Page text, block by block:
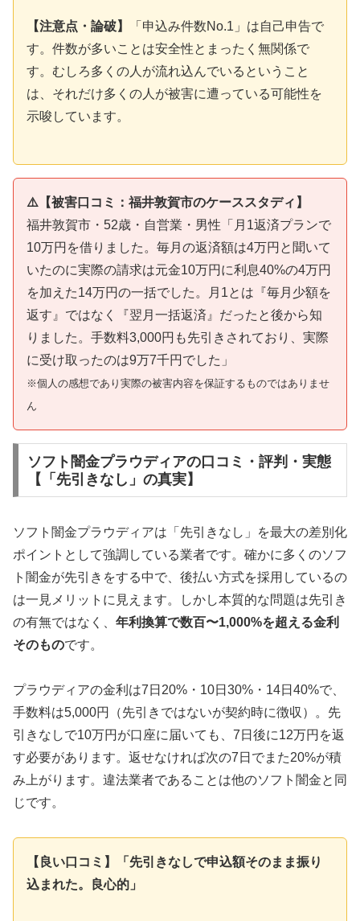
【注意点・論破】
「申込み件数No.1」は自己申告で
す。件数が多いことは安全性とまったく無関係で
す。むしろ多くの人が流れ込んでいるということ
は、それだけ多くの人が被害に遭っている可能性を
示唆しています。
⚠️【被害口コミ：福井敦賀市のケーススタディ】
福井敦賀市・52歳・自営業・男性「月1返済プランで
10万円を借りました。毎月の返済額は4万円と聞いて
いたのに実際の請求は元金10万円に利息40%の4万円
を加えた14万円の一括でした。月1とは『毎月少額を
返す』ではなく『翌月一括返済』だったと後から知
りました。手数料3,000円も先引きされており、実際
に受け取ったのは9万7千円でした」
※個人の感想であり実際の被害内容を保証するものではありませ
ん
ソフト闇金プラウディアの口コミ・評判・実態
【「先引きなし」の真実】
ソフト闇金プラウディアは「先引きなし」を最大の差別化
ポイントとして強調している業者です。確かに多くのソフ
ト闇金が先引きをする中で、後払い方式を採用しているの
は一見メリットに見えます。しかし本質的な問題は先引き
の有無ではなく、 年利換算で数百〜1,000%を超える金利
そのものです。
プラウディアの金利は7日20%・10日30%・14日40%で、
手数料は5,000円（先引きではないが契約時に徴収）。先
引きなしで10万円が口座に届いても、7日後に12万円を返
す必要があります。返せなければ次の7日でまた20%が積
み上がります。違法業者であることは他のソフト闇金と同
じです。
【良い口コミ】「先引きなしで申込額そのまま振り
込まれた。良心的」